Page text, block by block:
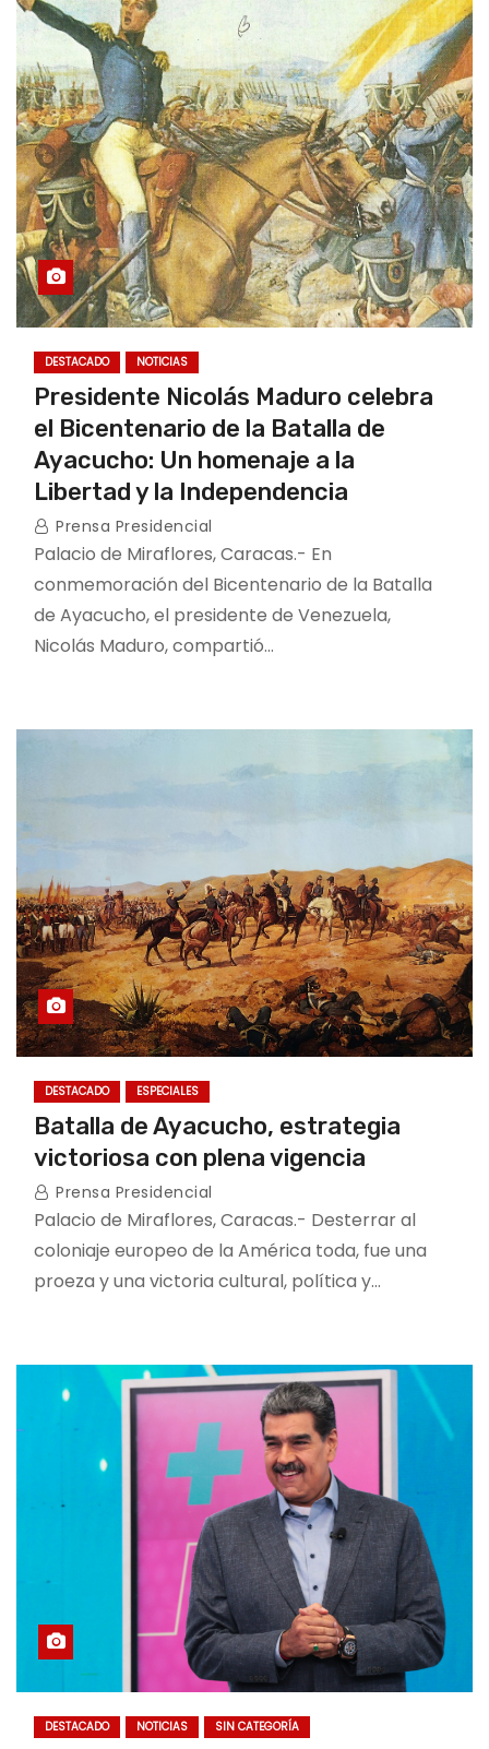
DESTACADO NOTICIAS
Presidente Nicolás Maduro celebra
el Bicentenario de la Batalla de
Ayacucho: Un homenaje a la
Libertad y la Independencia
Prensa Presidencial
Palacio de Miraflores, Caracas.- En
conmemoración del Bicentenario de la Batalla
de Ayacucho, el presidente de Venezuela,
Nicolás Maduro, compartió…
DESTACADO ESPECIALES
Batalla de Ayacucho, estrategia
victoriosa con plena vigencia
Prensa Presidencial
Palacio de Miraflores, Caracas.- Desterrar al
coloniaje europeo de la América toda, fue una
proeza y una victoria cultural, política y…
DESTACADO NOTICIAS SIN CATEGORÍA